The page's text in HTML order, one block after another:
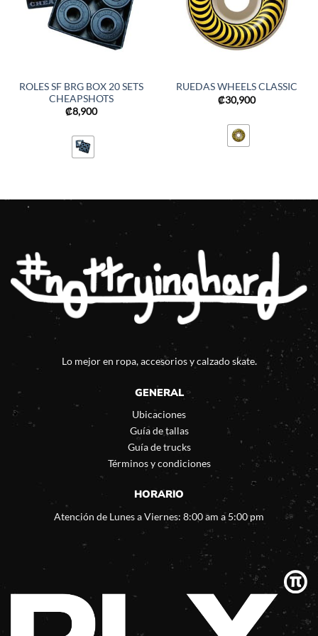
ROLES SF BRG BOX 20 SETS
CHEAPSHOTS
₡8,900
RUEDAS WHEELS CLASSIC
₡30,900
Lo mejor en ropa, accesorios y calzado skate.
GENERAL
Ubicaciones
Guía de tallas
Guía de trucks
Términos y condiciones
HORARIO
Atención de Lunes a Viernes: 8:00 am a 5:00 pm